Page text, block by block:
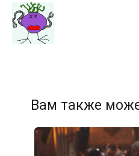
Вам также